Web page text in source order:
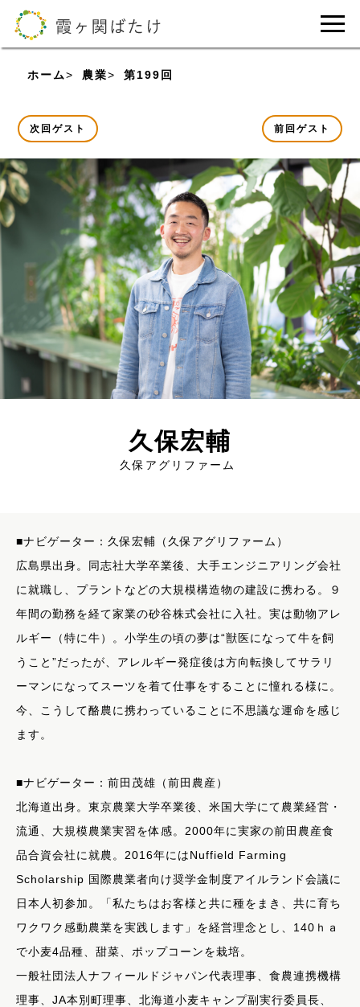
ホーム 農業 第199回 久保宏輔（久保アグリファー
次回ゲスト 前回ゲスト
久保宏輔
久保アグリファーム
■ナビゲーター：久保宏輔（久保アグリファーム）
広島県出身。同志社大学卒業後、大手エンジニアリング会社
に就職し、プラントなどの大規模構造物の建設に携わる。９
年間の勤務を経て家業の砂谷株式会社に入社。実は動物アレ
ルギー（特に牛）。小学生の頃の夢は“獣医になって牛を飼
うこと”だったが、アレルギー発症後は方向転換してサラリ
ーマンになってスーツを着て仕事をすることに憧れる様に。
今、こうして酪農に携わっていることに不思議な運命を感じ
ます。
■ナビゲーター：前田茂雄（前田農産）
北海道出身。東京農業大学卒業後、米国大学にて農業経営・
流通、大規模農業実習を体感。2000年に実家の前田農産食
品合資会社に就農。2016年にはNuffield Farming
Scholarship 国際農業者向け奨学金制度アイルランド会議に
日本人初参加。「私たちはお客様と共に種をまき、共に育ち
ワクワク感動農業を実践します」を経営理念とし、140ｈａ
で小麦4品種、甜菜、ポップコーンを栽培。
一般社団法人ナフィールドジャパン代表理事、食農連携機構
理事、JA本別町理事、北海道小麦キャンプ副実行委員長、